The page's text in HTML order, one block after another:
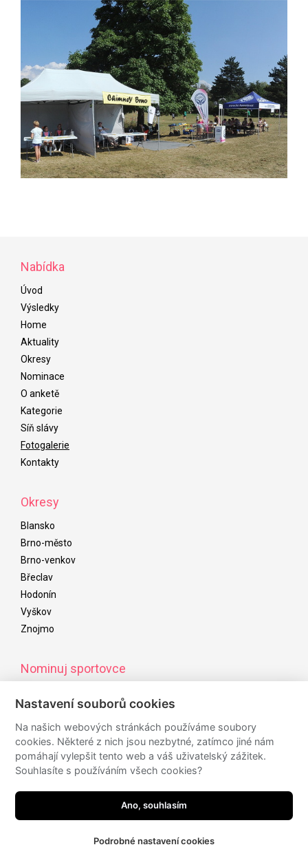
Nabídka
Úvod
Výsledky
Home
Aktuality
Okresy
Nominace
O anketě
Kategorie
Síň slávy
Fotogalerie
Kontakty
Okresy
Blansko
Brno-město
Brno-venkov
Břeclav
Hodonín
Vyškov
Znojmo
Nominuj sportovce
můžete nominovat úspěšné sportovce/kolektivy/osobnosti,
kteří budou navrženi do ankety sportovce roku
Sledujte nás
Nastavení souborů cookies
Na našich webových stránkách používáme soubory
cookies. Některé z nich jsou nezbytné, zatímco jiné nám
pomáhají vylepšit tento web a váš uživatelský zážitek.
Souhlasíte s používáním všech cookies?
Ano, souhlasím
Podrobné nastavení cookies